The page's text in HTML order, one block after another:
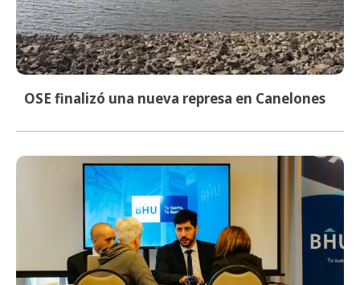
OSE finalizó una nueva represa en Canelones